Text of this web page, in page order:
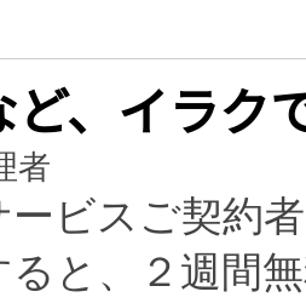
、イラク
者
ービスご契約
ると、２週間